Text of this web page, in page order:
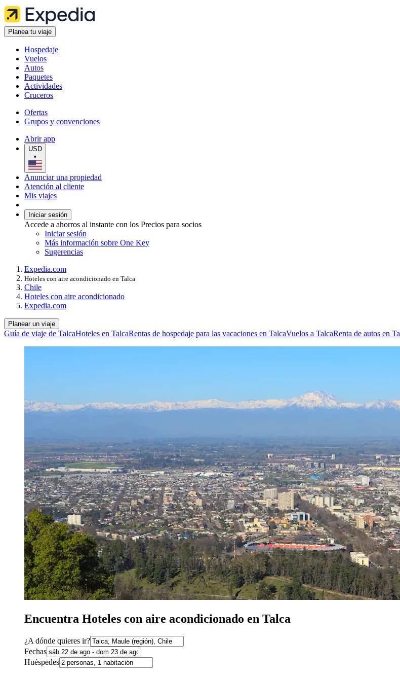
Planea tu viaje
Hospedaje
Vuelos
Autos
Paquetes
Actividades
Cruceros
Ofertas
Grupos y convenciones
Abrir app
USD
•
Anunciar una propiedad
Atención al cliente
Mis viajes
Iniciar sesión
Accede a ahorros al instante con los Precios para socios
Iniciar sesión
Más información sobre One Key
Sugerencias
Expedia.com
Hoteles con aire acondicionado en Talca
Chile
Hoteles con aire acondicionado
Expedia.com
Planear un viaje
Guía de viaje de TalcaHoteles en TalcaRentas de hospedaje para las vacaciones en TalcaVuelos a TalcaRenta de autos en
Encuentra Hoteles con aire acondicionado en Talca
¿A dónde quieres ir?
Fechas
Huéspedes